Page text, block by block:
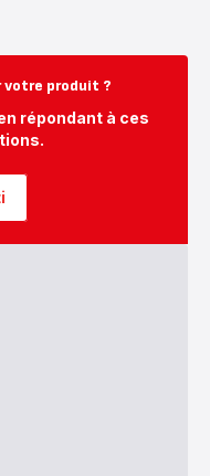
votre produit ?
répondant à ces